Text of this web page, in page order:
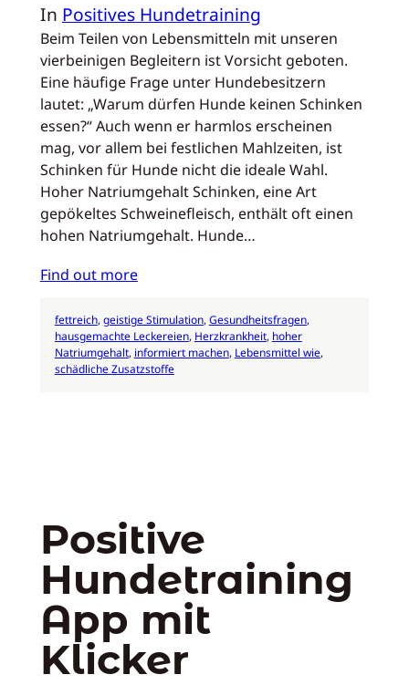
In Positives Hundetraining
Beim Teilen von Lebensmitteln mit unseren
vierbeinigen Begleitern ist Vorsicht geboten.
Eine häufige Frage unter Hundebesitzern
lautet: „Warum dürfen Hunde keinen Schinken
essen?“ Auch wenn er harmlos erscheinen
mag, vor allem bei festlichen Mahlzeiten, ist
Schinken für Hunde nicht die ideale Wahl.
Hoher Natriumgehalt Schinken, eine Art
gepökeltes Schweinefleisch, enthält oft einen
hohen Natriumgehalt. Hunde…
Find out more
fettreich, geistige Stimulation, Gesundheitsfragen
hausgemachte Leckereien, Herzkrankheit, hoher
Natriumgehalt, informiert machen, Lebensmittel wie
schädliche Zusatzstoffe
Positive
Hundetraining
App mit
Klicker